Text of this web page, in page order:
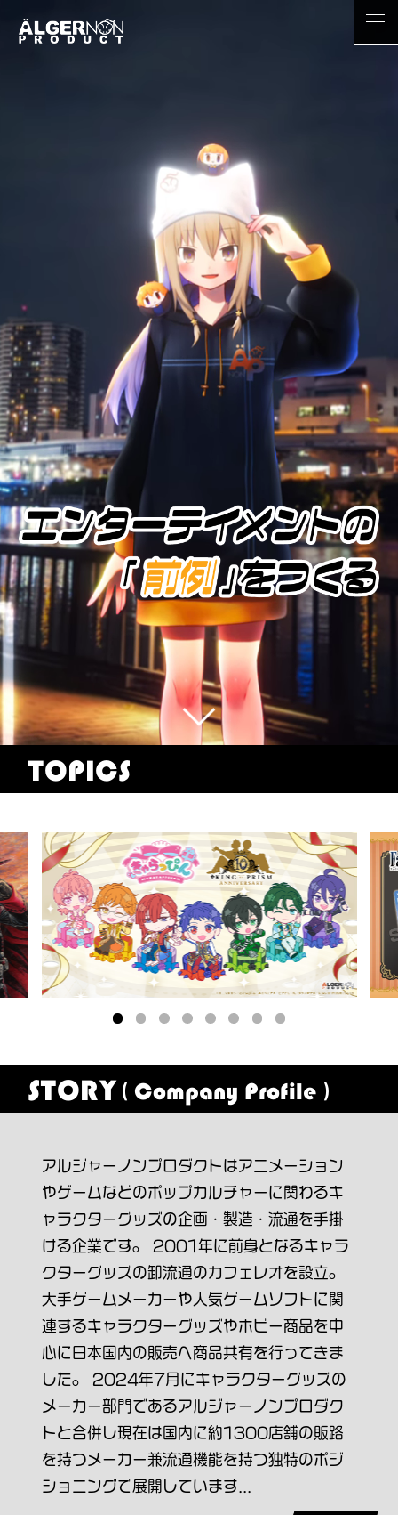
TOPICS
STORY ( Company Profile )
アルジャーノンプロダクトはアニメーション
やゲームなどのポップカルチャーに関わるキ
ャラクターグッズの企画・製造・流通を手掛
ける企業です。 2001年に前身となるキャラ
クターグッズの卸流通のカフェレオを設立。
大手ゲームメーカーや人気ゲームソフトに関
連するキャラクターグッズやホビー商品を中
心に日本国内の販売へ商品共有を行ってきま
した。 2024年7月にキャラクターグッズの
メーカー部門であるアルジャーノンプロダク
トと合併し現在は国内に約1300店舗の販路
を持つメーカー兼流通機能を持つ独特のポジ
ショニングで展開しています...